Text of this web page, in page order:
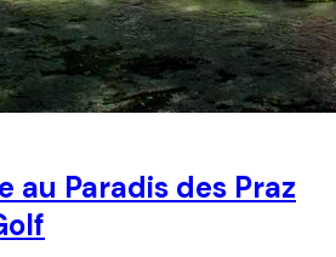
au Paradis des Praz